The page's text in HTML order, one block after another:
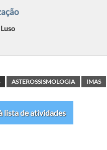
ASTEROSSISMOLOGIA IMAS
lista de atividades